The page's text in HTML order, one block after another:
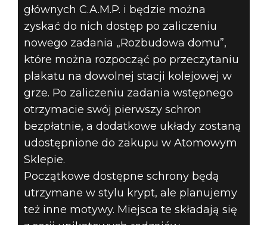
głównych C.A.M.P. i będzie można
zyskać do nich dostęp po zaliczeniu
nowego zadania „Rozbudowa domu”,
które można rozpocząć po przeczytaniu
plakatu na dowolnej stacji kolejowej w
grze. Po zaliczeniu zadania wstępnego
otrzymacie swój pierwszy schron
bezpłatnie, a dodatkowe układy zostaną
udostępnione do zakupu w Atomowym
Sklepie.
Początkowe dostępne schrony będą
utrzymane w stylu krypt, ale planujemy
też inne motywy. Miejsca te składają się